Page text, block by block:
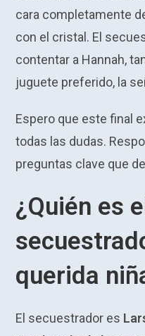
cara completamente
con el cristal. El
contentar a Hannah,
juguete preferido, la
Espero que este final
todas las dudas.
preguntas clave que
¿Quién es
querida
El secuestrador es